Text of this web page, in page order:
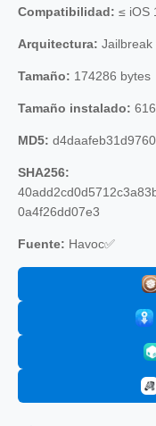
Compatibilidad: ≤ iOS
Arquitectura: Jailbreak
Tamaño: 174286 bytes
Tamaño instalado: 616
MD5:
SHA256:
0a4f26dd07e3
Fuente: Havoc✅